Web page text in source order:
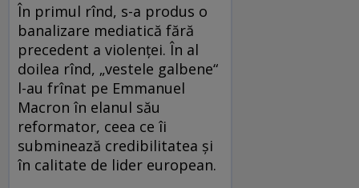
În primul rînd, s-a produs o
banalizare mediatică fără
precedent a violenţei. În al
doilea rînd, „vestele galbene“
l-au frînat pe Emmanuel
Macron în elanul său
reformator, ceea ce îi
subminează credibilitatea şi
în calitate de lider european.